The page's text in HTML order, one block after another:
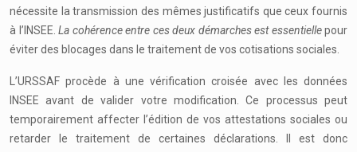
nécessite la transmission des mêmes justificatifs que ceux fournis
à l’INSEE. La cohérence entre ces deux démarches est essentiellepour
éviter des blocages dans le traitement de vos cotisations sociales.
L’URSSAF procède à une vérification croisée avec les données
INSEE avant de valider votre modification. Ce processus peut
temporairement affecter l’édition de vos attestations sociales ou
retarder le traitement de certaines déclarations. Il est donc